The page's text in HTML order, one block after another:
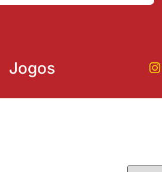
Jogos